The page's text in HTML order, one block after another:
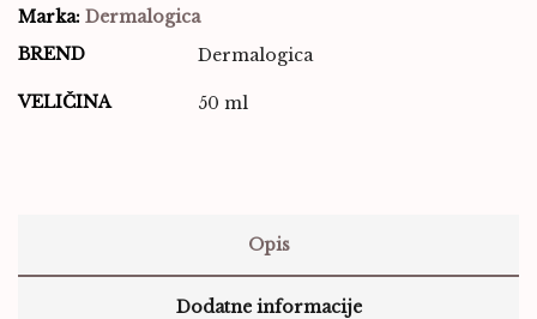
Marka: Dermalogica
BREND
Dermalogica
VELIČINA 50 ml
Opis
Dodatne informacije